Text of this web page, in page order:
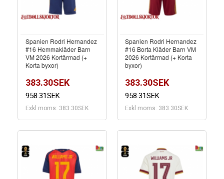
Spanien Rodri Hernandez
#16 Hemmakläder Barn
VM 2026 Kortärmad (+
Korta byxor)
383.30SEK
958.31SEK
Exkl moms: 383.30SEK
Spanien Rodri Hernandez
#16 Borta Kläder Barn VM
2026 Kortärmad (+ Korta
byxor)
383.30SEK
958.31SEK
Exkl moms: 383.30SEK